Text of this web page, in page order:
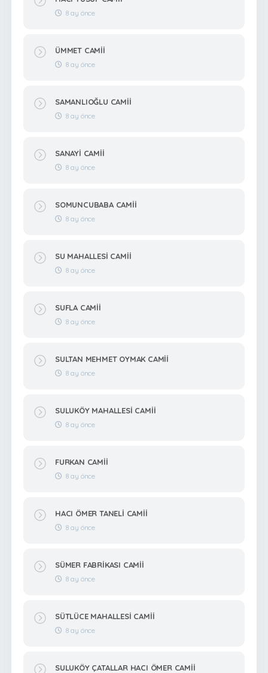
8 ay önce
ÜMMET CAMİİ
8 ay önce
SAMANLIOĞLU CAMİİ
8 ay önce
SANAYİ CAMİİ
8 ay önce
SOMUNCUBABA CAMİİ
8 ay önce
SU MAHALLESİ CAMİİ
8 ay önce
SUFLA CAMİİ
8 ay önce
SULTAN MEHMET OYMAK CAMİİ
8 ay önce
SULUKÖY MAHALLESİ CAMİİ
8 ay önce
FURKAN CAMİİ
8 ay önce
HACI ÖMER TANELİ CAMİİ
8 ay önce
SÜMER FABRİKASI CAMİİ
8 ay önce
SÜTLÜCE MAHALLESİ CAMİİ
8 ay önce
SULUKÖY ÇATALLAR HACI ÖMER CAMİİ